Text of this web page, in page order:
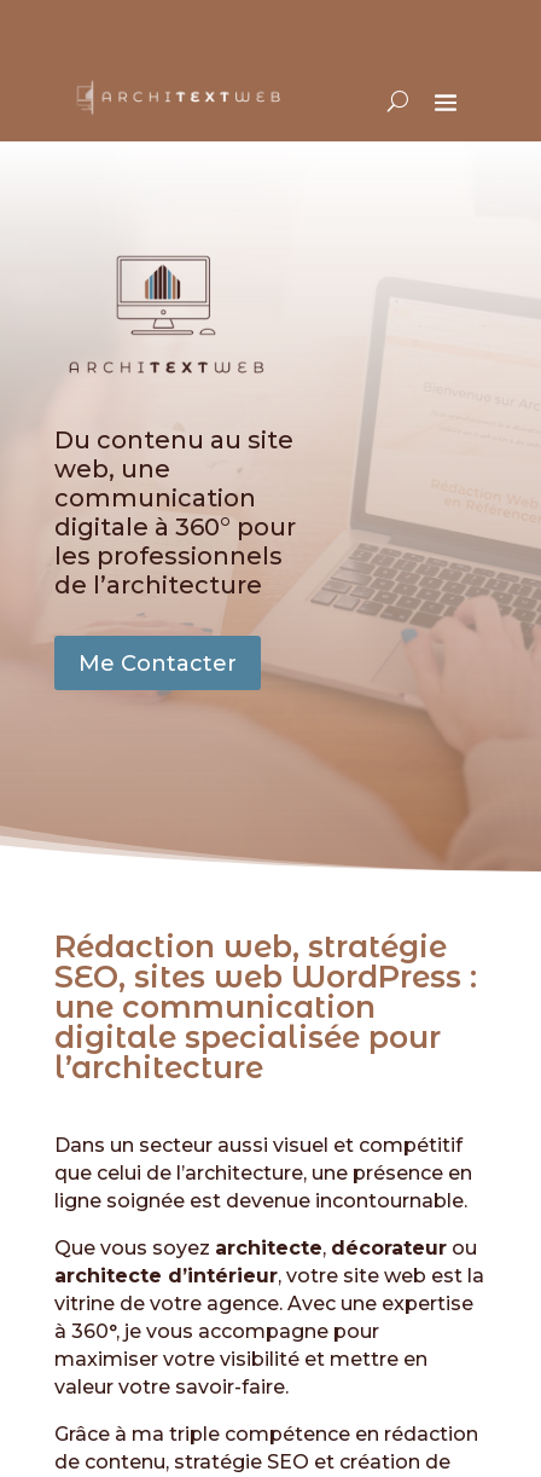
Du contenu au site
web, une
communication
digitale à 360° pour
les professionnels
de l’architecture
Me Contacter
Rédaction web, stratégie
SEO, sites web WordPress :
une communication
digitale specialisée pour
l’architecture
Dans un secteur aussi visuel et compétitif
que celui de l’architecture, une présence en
ligne soignée est devenue incontournable.
Que vous soyez architecte, décorateurou
architecte d’intérieur, votre site web est la
vitrine de votre agence. Avec une expertise
à 360°, je vous accompagne pour
maximiser votre visibilité et mettre en
valeur votre savoir-faire.
Grâce à ma triple compétence en rédaction
de contenu, stratégie SEO et création de